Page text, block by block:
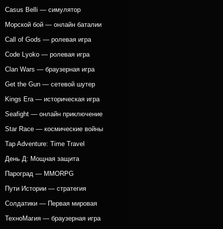
Casus Belli — симулятор
Морской бой — онлайн баталии
Call of Gods — ролевая игра
Code Lyoko — ролевая игра
Clan Wars — браузерная игра
Get the Gun — сетевой шутер
Kings Era — историческая игра
Seafight — онлайн приключение
Star Race — космические войны
Tap Adventure: Time Travel
День Д: Мощная защита
Пароград — MMORPG
Пути Истории — стратегия
Солдатики — Первая мировая
ТехноМагия — браузерная игра